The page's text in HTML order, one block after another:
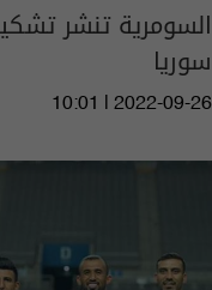
السومرية تنشر
سوريا
10:01 | 2022-09-26